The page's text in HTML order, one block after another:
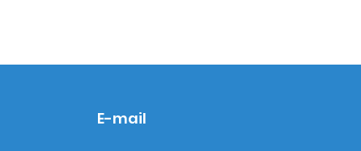
E-mail